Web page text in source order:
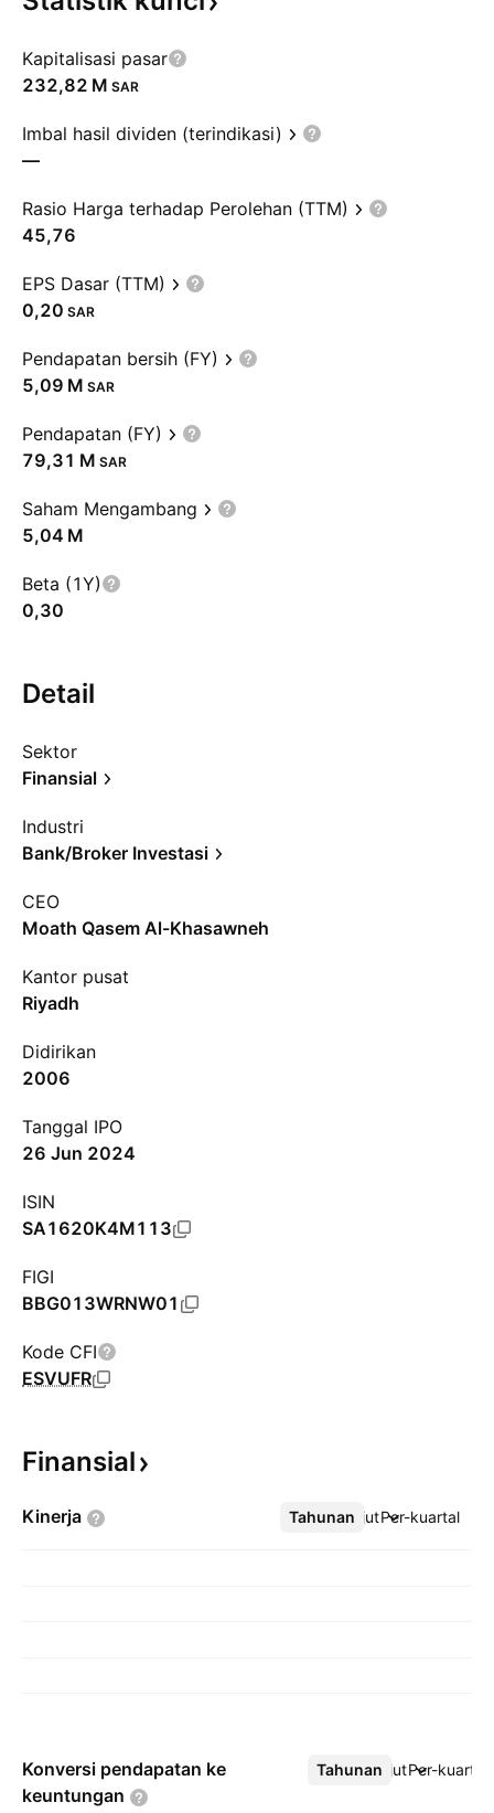
Kapitalisasi pasar
‪232,82 M‬ SAR
Imbal hasil dividen (terindikasi)
—
Rasio Harga terhadap Perolehan (TTM)
45,76
EPS Dasar (TTM)
0,20 SAR
Pendapatan bersih (FY)
‪5,09 M‬ SAR
Pendapatan (FY)
‪79,31 M‬ SAR
Saham Mengambang
‪5,04 M‬
Beta (1Y)
0,30
Detail
Sektor
Finansial
Industri
Bank/Broker Investasi
CEO
Moath Qasem Al-Khasawneh
Kantor pusat
Riyadh
Didirikan
2006
Tanggal IPO
26 Jun 2024
ISIN
SA1620K4M113
FIGI
BBG013WRNW01
Kode CFI
ESVUFR
Finansial
Kinerja Tahunan Per-kuartal
Lebih lanjut
Konversi pendapatan ke
keuntungan
Tahunan Per-kuartal
Lebih lanjut